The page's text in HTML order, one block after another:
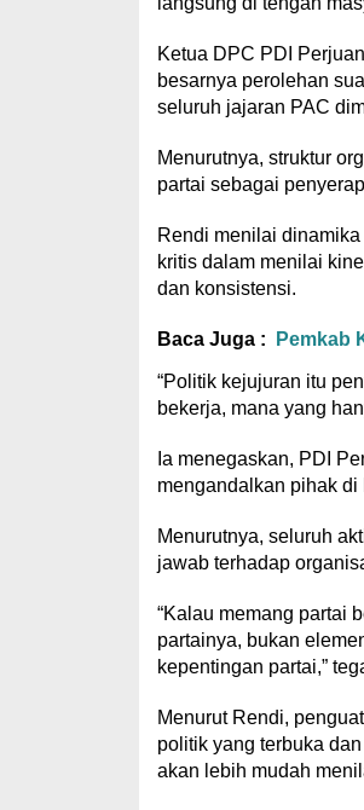
Ketua DPC PDI
besarnya perolehan
seluruh jajaran PAC
Menurutnya, struktur
partai sebagai
Rendi menilai
kritis dalam menilai
dan konsistensi.
Baca Juga : Pemkab
“Politik kejujuran itu
bekerja, mana yang
Ia menegaskan, PDI
mengandalkan pihak di
Menurutnya, seluruh
jawab terhadap
“Kalau memang partai
partainya, bukan
kepentingan partai,”
Menurut Rendi,
politik yang terbuka
akan lebih mudah